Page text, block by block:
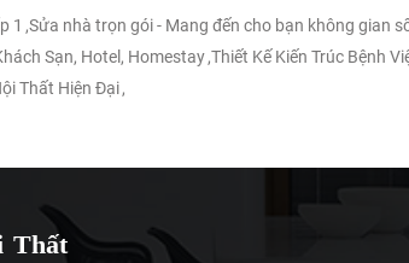
1 ,Sửa nhà trọn gói - Mang đến cho bạn không gian
Sạn, Hotel, Homestay,Thiết Kế Kiến Trúc Bệnh
Thất Hiện Đại,
Thất